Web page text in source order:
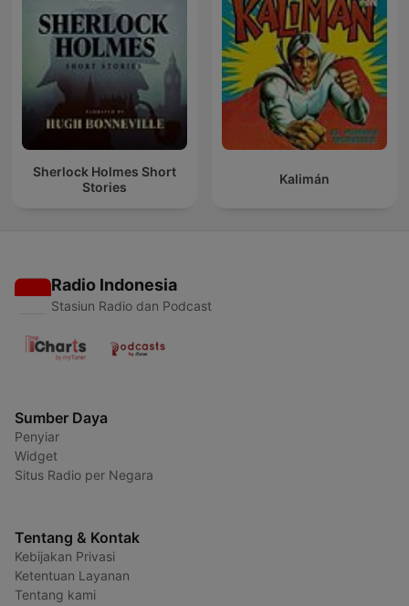
Sherlock Holmes Short
Stories
Kalimán
Radio Indonesia
Stasiun Radio dan Podcast
Sumber Daya
Penyiar
Widget
Situs Radio per Negara
Tentang & Kontak
Kebijakan Privasi
Ketentuan Layanan
Tentang kami